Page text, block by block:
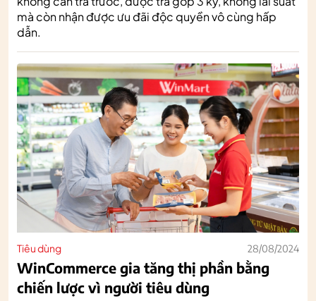
mà còn nhận được ưu đãi độc quyền vô cùng hấp
dẫn.
Tiêu dùng 28/08/2024
WinCommerce gia tăng thị phần bằng
chiến lược vì người tiêu dùng